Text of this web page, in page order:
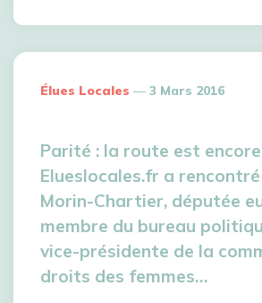
Élues Locales 3 Mars 2016
Parité : la route est
Elueslocales.fr a
Morin-Chartier, députée
membre du bureau
vice-présidente de la
droits des femmes…